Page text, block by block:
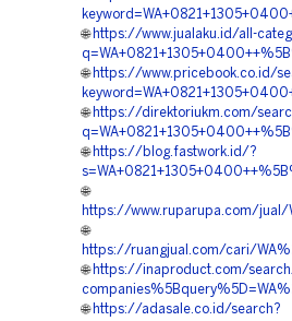
🌐 https://www.jualaku.id/all-
🌐 https://www.pricebook.co.id/
🌐 https://direktoriukm.com/
🌐 https://blog.fastwork.id/?
🌐
https://www.ruparupa.com/
🌐
https://ruangjual.com/cari/
🌐 https://inaproduct.com/
🌐 https://adasale.co.id/search?